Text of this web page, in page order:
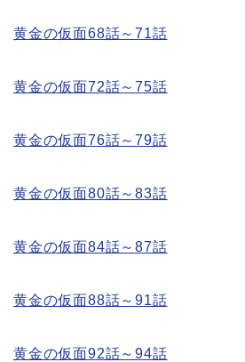
黄金の仮面68話～71話
黄金の仮面72話～75話
黄金の仮面76話～79話
黄金の仮面80話～83話
黄金の仮面84話～87話
黄金の仮面88話～91話
黄金の仮面92話～94話